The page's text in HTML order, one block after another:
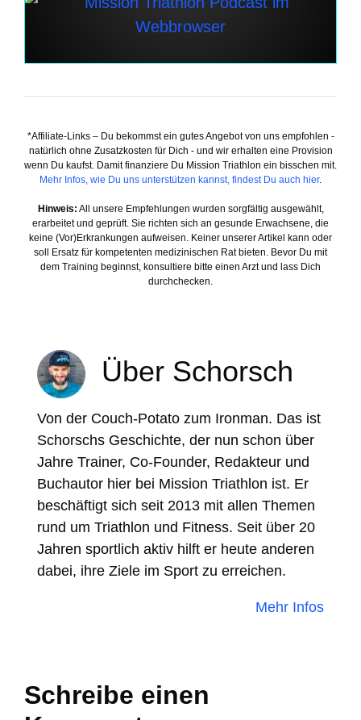
*Affiliate-Links – Du bekommst ein gutes Angebot von uns empfohlen -
natürlich ohne Zusatzkosten für Dich - und wir erhalten eine Provision
wenn Du kaufst. Damit finanziere Du Mission Triathlon ein bisschen mit.
Mehr Infos, wie Du uns unterstützen kannst, findest Du auch hier.
Hinweis: All unsere Empfehlungen wurden sorgfältig ausgewählt,
erarbeitet und geprüft. Sie richten sich an gesunde Erwachsene, die
keine (Vor)Erkrankungen aufweisen. Keiner unserer Artikel kann oder
soll Ersatz für kompetenten medizinischen Rat bieten. Bevor Du mit
dem Training beginnst, konsultiere bitte einen Arzt und lass Dich
durchchecken.
Über Schorsch
Von der Couch-Potato zum Ironman. Das ist
Schorschs Geschichte, der nun schon über
Jahre Trainer, Co-Founder, Redakteur und
Buchautor hier bei Mission Triathlon ist. Er
beschäftigt sich seit 2013 mit allen Themen
rund um Triathlon und Fitness. Seit über 20
Jahren sportlich aktiv hilft er heute anderen
dabei, ihre Ziele im Sport zu erreichen.
Mehr Infos
Schreibe einen